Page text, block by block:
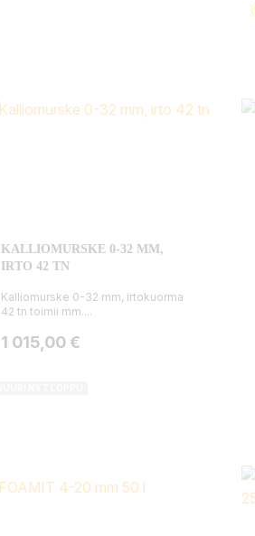
KALLIOMURSKE 0-32 MM,
IRTO 42 TN
Kalliomurske 0-32 mm, irtokuorma
42 tn toimii mm....
Hinta
1 015,00 €